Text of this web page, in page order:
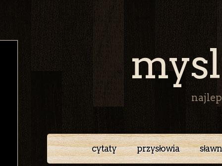
cytaty przysłowia